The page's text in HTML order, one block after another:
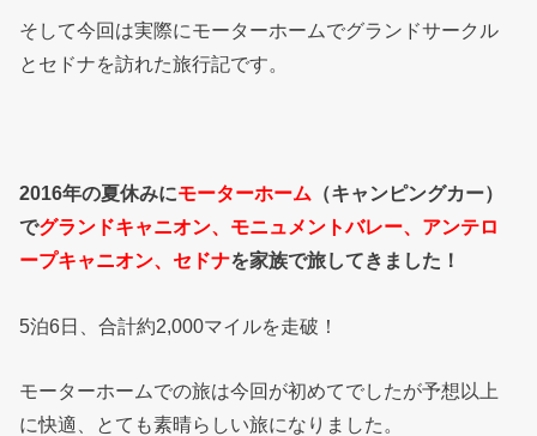
そして今回は実際にモーターホームでグランドサークル
とセドナを訪れた旅行記です。
2016年の夏休みにモーターホーム （キャンピングカー）
でグランドキャニオン、モニュメントバレー、アンテロ
ープキャニオン、セドナを家族で旅してきました！
5泊6日、合計約2,000マイルを走破！
モーターホームでの旅は今回が初めてでしたが予想以上
に快適、とても素晴らしい旅になりました。